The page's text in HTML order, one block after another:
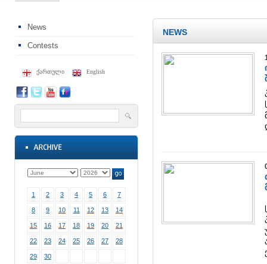
News
Contests
ქართული English
1 2 3 4 5 6 7
8 9 10 11 12 13 14
15 16 17 18 19 20 21
22 23 24 25 26 27 28
29 30
NEWS